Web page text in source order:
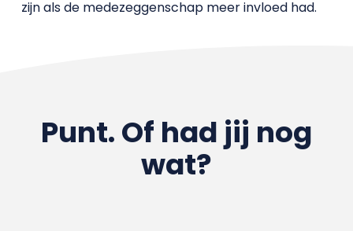
zijn als de medezeggenschap meer invloed had.
Punt. Of had jij nog
wat?